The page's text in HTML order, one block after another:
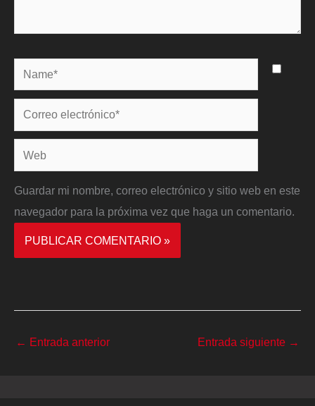
Name*
Correo
electrónico*
Web
Guardar mi nombre, correo electrónico y sitio web en este
navegador para la próxima vez que haga un comentario.
← Entrada anterior Entrada siguiente →